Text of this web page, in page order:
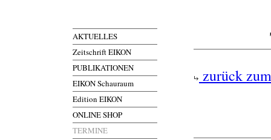
AKTUELLES
Zeitschrift EIKON
PUBLIKATIONEN
EIKON Schauraum
Edition EIKON
ONLINE SHOP
TERMINE
zurück